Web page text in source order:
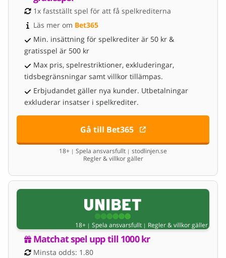
1x fastställt spel för att få spelkrediterna
Läs mer om Bet365
Min. insättning för spelkrediter är 50 kr &
gratisspel är 500 kr
Max pris, spelrestriktioner, exkluderingar,
tidsbegränsningar samt villkor tillämpas.
Erbjudandet gäller nya kunder. Utbetalningar
exkluderar insatser i spelkrediter.
Gå till Bet365
18+ | Spela ansvarsfullt | stodlinjen.se
Regler & villkor gäller
18+ | Spela ansvarsfullt | Regler & villkor gäller
Matchat spel upp till 1000 kr
Minsta odds: 1.80